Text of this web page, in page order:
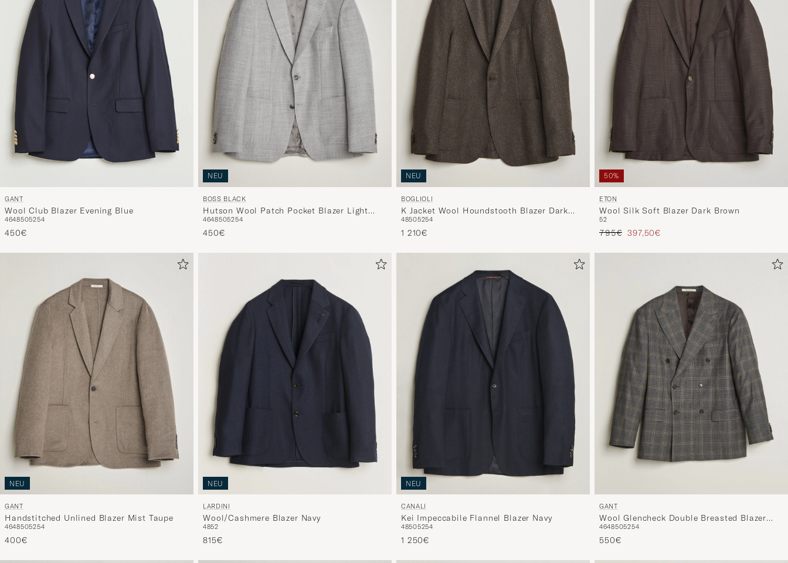
GANT
Wool Club Blazer Evening Blue
4648505254
450€
NEU
BOSS BLACK
Hutson Wool Patch Pocket Blazer Light
Grey
4648505254
450€
NEU
BOGLIOLI
K Jacket Wool Houndstooth Blazer Dark
Brown
48505254
1 210€
50%
ETON
Wool Silk Soft Blazer Dark Brown
52
Regulärer Preis
795€ Reduzierter Preis
397,50€
NEU
GANT
Handstitched Unlined Blazer Mist Taupe
4648505254
400€
NEU
LARDINI
Wool/Cashmere Blazer Navy
4852
815€
NEU
CANALI
Kei Impeccabile Flannel Blazer Navy
48505254
1 250€
GANT
Wool Glencheck Double Breasted Blazer
Ceramic Grey
4648505254
550€